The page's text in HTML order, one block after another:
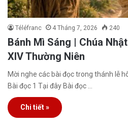
Téléfranc 4 Tháng 7, 2026 240
Bánh Mì Sáng | Chúa
XIV Thường Niên
Mời nghe các bài đọc trong thánh lễ
Bài đọc 1 Tại đây Bài đọc …
Chi tiết »